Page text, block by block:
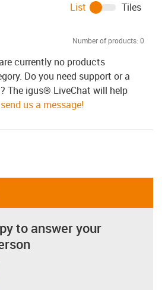
Number of products: 0
List Tiles
currently no products
Do you need support or a
The igus® LiveChat will help
send us a message!
to answer your